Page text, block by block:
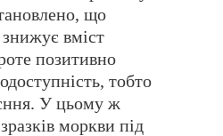
що
вміст
позитивно
тобто
У цьому ж
моркви під